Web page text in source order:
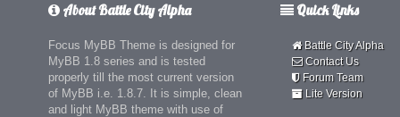
About Battle City Alpha
Focus MyBB Theme is designed for
MyBB 1.8 series and is tested
properly till the most current version
of MyBB i.e. 1.8.7. It is simple, clean
and light MyBB theme with use of
Quick Links
Battle City Alpha
Contact Us
Forum Team
Lite Version